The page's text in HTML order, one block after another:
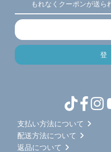
もれなくクーポンが送ら
支払い方法について
配送方法について
返品について